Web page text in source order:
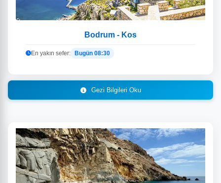
Bodrum - Kos
En yakın sefer: Bugün 08:30
Gezi Bilgileri Oku